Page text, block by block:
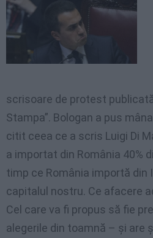
scrisoare de protest
Stampa”. Bologan a pus
citit ceea ce a scris Luigi Di
a importat din România 40%
timp ce România importă
capitalul nostru. Ce afacere
Cel care va fi propus să fie
alegerile din toamnă – și are